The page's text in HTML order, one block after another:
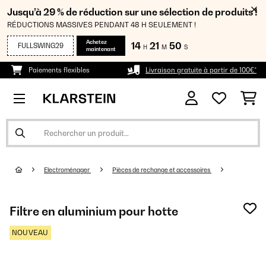
Jusqu’à 29 % de réduction sur une sélection de produits !
RÉDUCTIONS MASSIVES PENDANT 48 H SEULEMENT !
FULLSWING29
Achetez
maintenant
14 H 21 M 50 S
Paiements flexibles Livraison gratuite à partir de 100€*
Electroménager Pièces de rechange et accessoires
Filtre en aluminium pour hotte
NOUVEAU